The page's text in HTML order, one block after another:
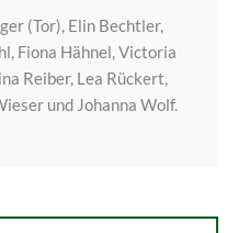
(Tor), Elin Bechtler,
Fiona Hähnel, Victoria
Reiber, Lea Rückert,
und Johanna Wolf.